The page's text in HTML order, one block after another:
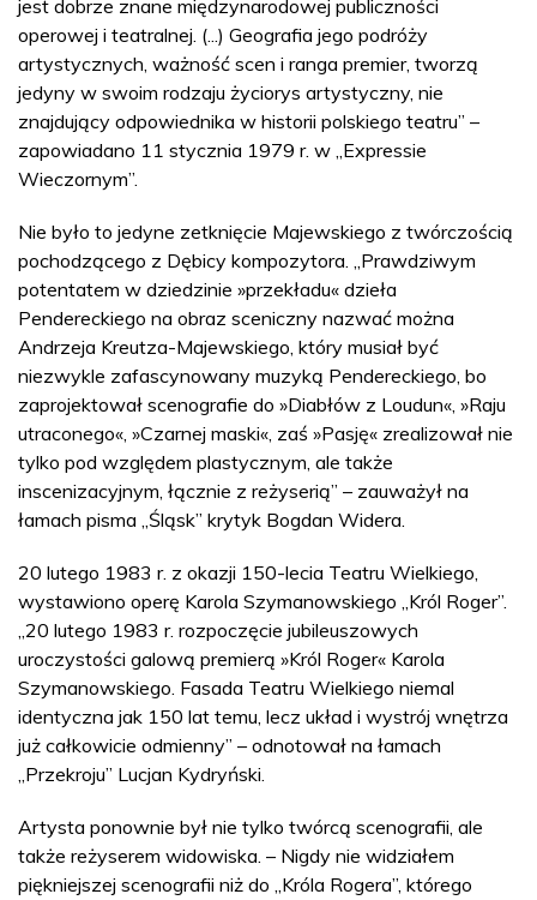
jest dobrze znane międzynarodowej publiczności
operowej i teatralnej. (...) Geografia jego podróży
artystycznych, ważność scen i ranga premier, tworzą
jedyny w swoim rodzaju życiorys artystyczny, nie
znajdujący odpowiednika w historii polskiego teatru” –
zapowiadano 11 stycznia 1979 r. w „Expressie
Wieczornym”.
Nie było to jedyne zetknięcie Majewskiego z twórczością
pochodzącego z Dębicy kompozytora. „Prawdziwym
potentatem w dziedzinie »przekładu« dzieła
Pendereckiego na obraz sceniczny nazwać można
Andrzeja Kreutza-Majewskiego, który musiał być
niezwykle zafascynowany muzyką Pendereckiego, bo
zaprojektował scenografie do »Diabłów z Loudun«, »Raju
utraconego«, »Czarnej maski«, zaś »Pasję« zrealizował nie
tylko pod względem plastycznym, ale także
inscenizacyjnym, łącznie z reżyserią” – zauważył na
łamach pisma „Śląsk” krytyk Bogdan Widera.
20 lutego 1983 r. z okazji 150-lecia Teatru Wielkiego,
wystawiono operę Karola Szymanowskiego „Król Roger”.
„20 lutego 1983 r. rozpoczęcie jubileuszowych
uroczystości galową premierą »Król Roger« Karola
Szymanowskiego. Fasada Teatru Wielkiego niemal
identyczna jak 150 lat temu, lecz układ i wystrój wnętrza
już całkowicie odmienny” – odnotował na łamach
„Przekroju” Lucjan Kydryński.
Artysta ponownie był nie tylko twórcą scenografii, ale
także reżyserem widowiska. – Nigdy nie widziałem
piękniejszej scenografii niż do „Króla Rogera”, którego